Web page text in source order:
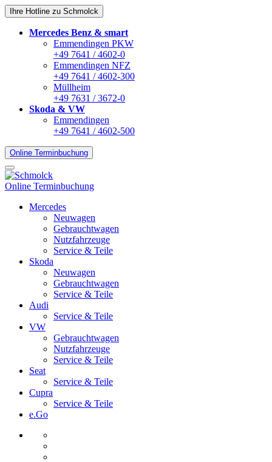
Ihre Hotline zu Schmolck
Mercedes Benz & smart
Emmendingen PKW
+49 7641 / 4602-0
Emmendingen NFZ
+49 7641 / 4602-300
Müllheim
+49 7631 / 3672-0
Skoda & VW
Emmendingen
+49 7641 / 4602-500
Online Terminbuchung
Online Terminbuchung
Mercedes
Neuwagen
Gebrauchtwagen
Nutzfahrzeuge
Service & Teile
Skoda
Neuwagen
Gebrauchtwagen
Service & Teile
Audi
Service & Teile
VW
Gebrauchtwagen
Nutzfahrzeuge
Service & Teile
Seat
Service & Teile
Cupra
Service & Teile
e.Go